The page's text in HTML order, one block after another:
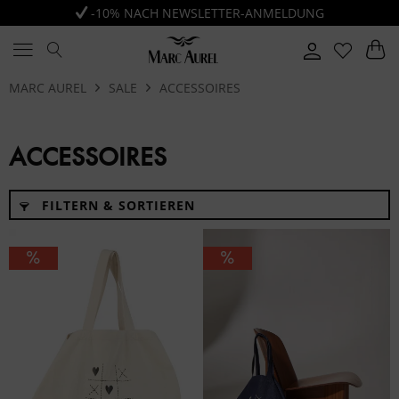
-10% NACH NEWSLETTER-ANMELDUNG
MARC AUREL SALE ACCESSOIRES
ACCESSOIRES
FILTERN & SORTIEREN